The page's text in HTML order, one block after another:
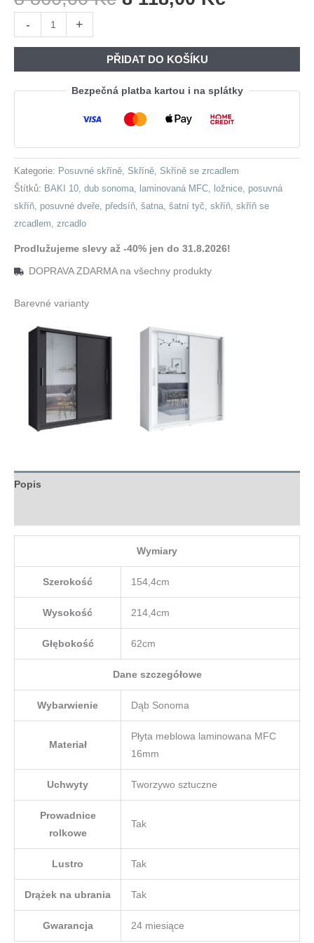
8
860,00 Kč. 118,00
-
se
154
BAKI
množství
+
PŘIDAT DO KOŠÍKU
Bezpečná platba kartou i na splátky
Kategorie: Posuvné skříně, Skříně, Skříně se zrcadlem
Štítků: BAKI 10, dub sonoma, laminovaná MFC, ložnice, posuvná
skříň, posuvné dveře, předsíň, šatna, šatní tyč, skříň, skříň se
zrcadlem, zrcadlo
Prodlužujeme slevy až -40% jen do 31.8.2026!
DOPRAVA ZDARMA na všechny produkty
Barevné varianty
Popis
Wymiary
Szerokość 154,4cm
Wysokość 214,4cm
Głębokość 62cm
Dane szczegółowe
Wybarwienie Dąb Sonoma
Materiał
Płyta meblowa laminowana MFC
16mm
Uchwyty Tworzywo sztuczne
Prowadnice
rolkowe
Tak
Lustro Tak
Drążek na ubrania Tak
Gwarancja 24 miesiące